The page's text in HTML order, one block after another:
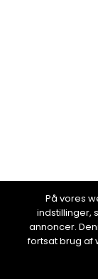
På vores
indstillinger,
annoncer.
fortsat brug af